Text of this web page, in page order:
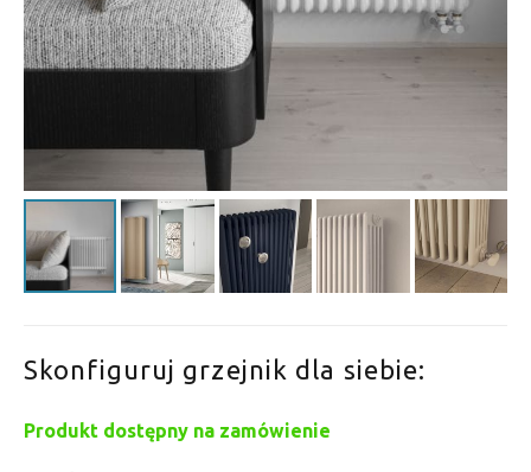
Skonfiguruj grzejnik dla siebie:
Produkt dostępny na zamówienie